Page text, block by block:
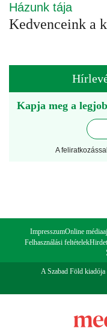
Házunk tája
Kedvenceink a
Kapja meg a
A
ImpresszumOnline
Felhasználási feltételek
A Szabad Föld